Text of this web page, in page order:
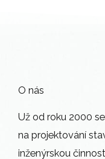
O nás
Už od roku 2000
na projektování
inženýrskou